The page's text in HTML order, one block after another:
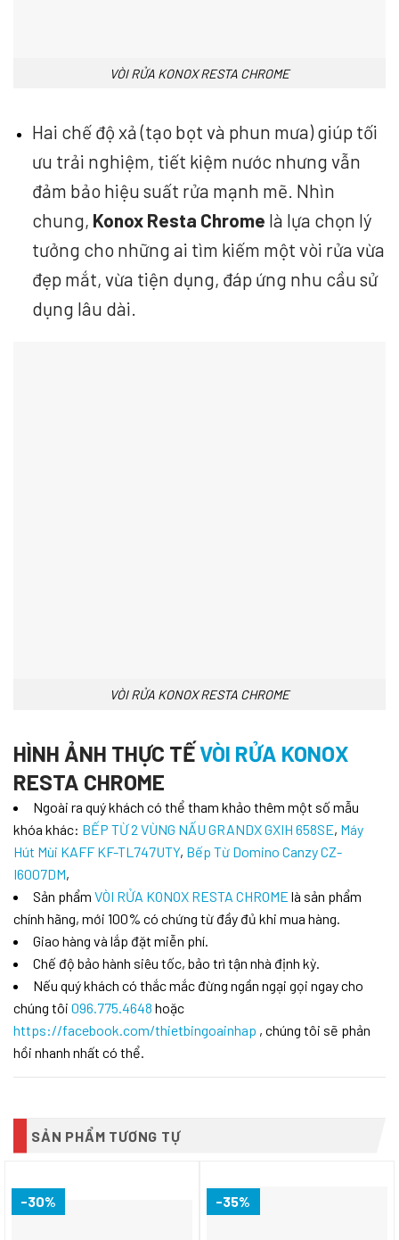
VÒI RỬA KONOX RESTA CHROME
Hai chế độ xả (tạo bọt và phun mưa) giúp tối
ưu trải nghiệm, tiết kiệm nước nhưng vẫn
đảm bảo hiệu suất rửa mạnh mẽ. Nhìn
chung, Konox Resta Chrome là lựa chọn lý
tưởng cho những ai tìm kiếm một vòi rửa vừa
đẹp mắt, vừa tiện dụng, đáp ứng nhu cầu sử
dụng lâu dài.
VÒI RỬA KONOX RESTA CHROME
HÌNH ẢNH THỰC TẾVÒI RỬA KONOX
RESTA CHROME
Ngoài ra quý khách có thể tham khảo thêm một số mẫu
khóa khác: BẾP TỪ 2 VÙNG NẤU GRANDX GXIH 658SE, Máy
Hút Mùi KAFF KF-TL747UTY, Bếp Từ Domino Canzy CZ-
I6007DM,
Sản phẩm VÒI RỬA KONOX RESTA CHROME là sản phẩm
chính hãng, mới 100% có chứng từ đầy đủ khi mua hàng.
Giao hàng và lắp đặt miễn phí.
Chế độ bảo hành siêu tốc, bảo trì tận nhà định kỳ.
Nếu quý khách có thắc mắc đừng ngần ngại gọi ngay cho
chúng tôi 096.775.4648 hoặc
https://facebook.com/thietbingoainhap , chúng tôi sẽ phản
hồi nhanh nhất có thể.
SẢN PHẨM TƯƠNG TỰ
-30% -35%